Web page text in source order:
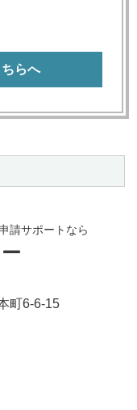
らへ
請サポートなら
町6-6-15